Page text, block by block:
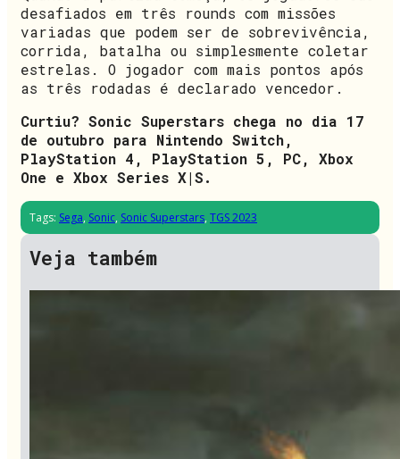
desafiados em três rounds com missões
variadas que podem ser de sobrevivência,
corrida, batalha ou simplesmente coletar
estrelas. O jogador com mais pontos após
as três rodadas é declarado vencedor.
Curtiu? Sonic Superstars chega no dia 17
de outubro para Nintendo Switch,
PlayStation 4, PlayStation 5, PC, Xbox
One e Xbox Series X|S.
Tags: Sega, Sonic, Sonic Superstars, TGS 2023
Veja também